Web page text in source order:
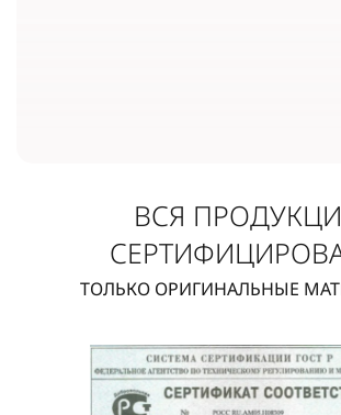
ВСЯ
ТОЛЬКО ОРИГИНАЛЬНЫЕ